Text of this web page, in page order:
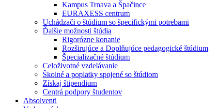
Kampus Trnava a Špačince
EURAXESS centrum
Uchádzači o štúdium so špecifickými potrebami
Ďalšie možnosti štúdia
Rigorózne konanie
Rozširujúce a Doplňujúce pedagogické štúdium
Špecializačné štúdium
Celoživotné vzdelávanie
Školné a poplatky spojené so štúdiom
Získaj štipendium
Centrá podpory študentov
Absolventi